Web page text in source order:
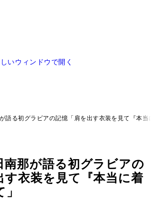
いウィンドウで開く
語る初グラビアの記憶「肩を出す衣装を見て『本当
南那が語る初グラビアの
す衣装を見て『本当に着